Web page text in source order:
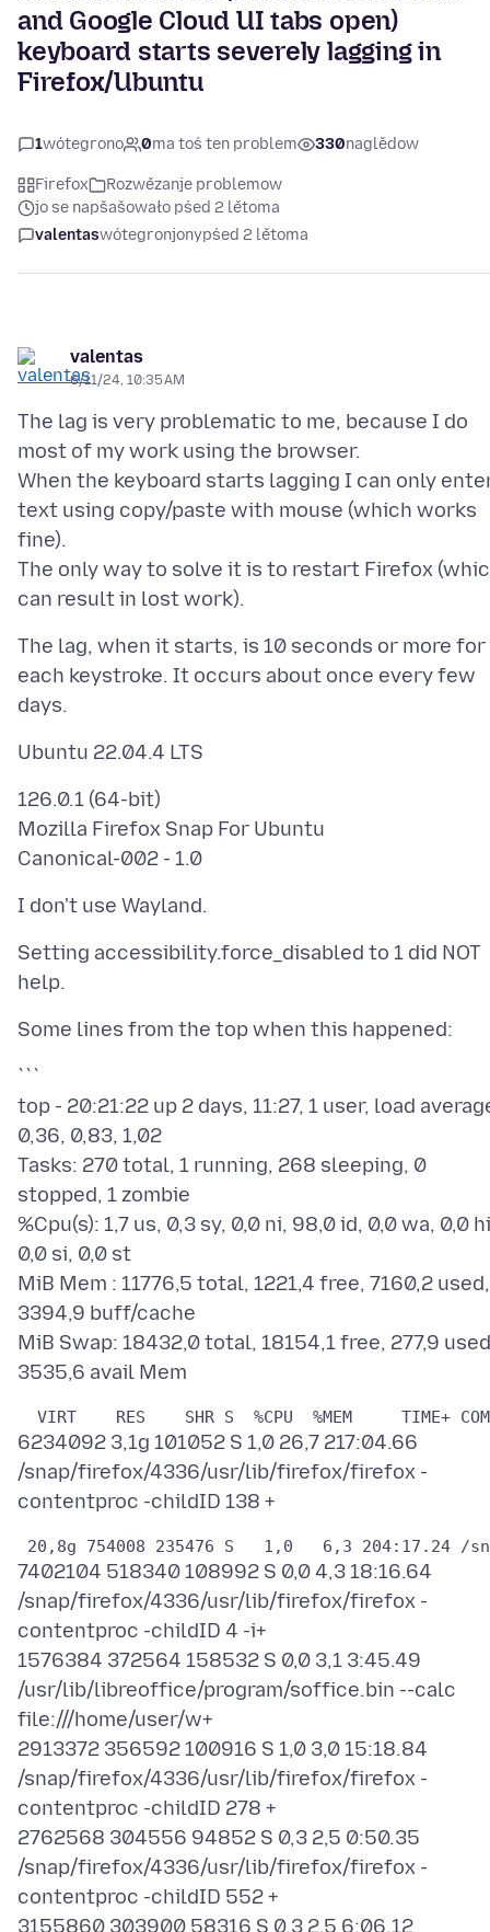
and Google Cloud UI tabs open)
keyboard starts severely lagging in
Firefox/Ubuntu
1wótegrono 0ma toś ten problem 330naglědow
Firefox
Rozwězanje problemow
jo se napšašowało pśed 2 lětoma
valentaswótegronjonypśed 2 lětoma
valentas
6/11/24, 10:35 AM
The lag is very problematic to me, because I do
most of my work using the browser.
When the keyboard starts lagging I can only
text using copy/paste with mouse (which works
fine).
The only way to solve it is to restart Firefox
The lag, when it starts, is 10 seconds or more for
each keystroke. It occurs about once every few
126.0.1 (64-bit)
Mozilla Firefox Snap For Ubuntu
Setting accessibility.force_disabled to 1 did NOT
```
top - 20:21:22 up 2 days, 11:27, 1 user, load
0,36, 0,83, 1,02
Tasks: 270 total, 1 running, 268 sleeping, 0
stopped, 1 zombie
%Cpu(s): 1,7 us, 0,3 sy, 0,0 ni, 98,0 id, 0,0 wa, 0,0
0,0 si, 0,0 st
MiB Mem : 11776,5 total, 1221,4 free, 7160,2 used,
3394,9 buff/cache
MiB Swap: 18432,0 total, 18154,1 free, 277,9
6234092 3,1g 101052 S 1,0 26,7 217:04.66
/snap/firefox/4336/usr/lib/firefox/firefox -
7402104 518340 108992 S 0,0 4,3 18:16.64
/snap/firefox/4336/usr/lib/firefox/firefox -
contentproc -childID 4 -i+
1576384 372564 158532 S 0,0 3,1 3:45.49
/usr/lib/libreoffice/program/soffice.bin --calc
file:///home/user/w+
2913372 356592 100916 S 1,0 3,0 15:18.84
/snap/firefox/4336/usr/lib/firefox/firefox -
contentproc -childID 278 +
2762568 304556 94852 S 0,3 2,5 0:50.35
/snap/firefox/4336/usr/lib/firefox/firefox -
contentproc -childID 552 +
3155860 303900 58316 S 0,3 2,5 6:06.12